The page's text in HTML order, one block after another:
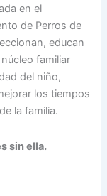
en el
de Perros de
educan
familiar
del niño,
los tiempos
la familia.
sin ella.